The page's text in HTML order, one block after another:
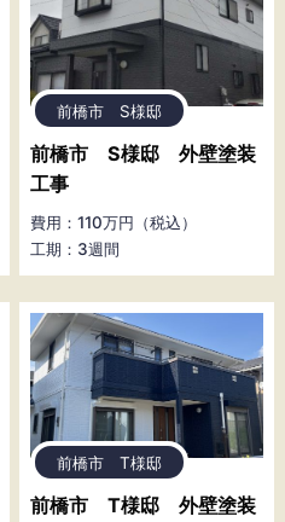
前橋市 S様邸
前橋市 S様邸 外壁塗装
工事
費用：110万円（税込）
工期：3週間
前橋市 T様邸
前橋市 T様邸 外壁塗装